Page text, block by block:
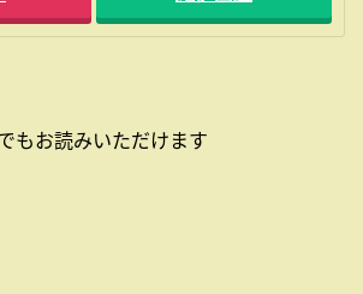
もお読みいただけます